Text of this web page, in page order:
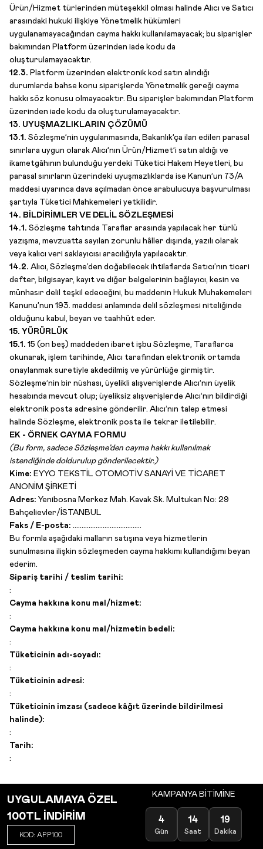
Ürün/Hizmet türlerinden müteşekkil olması halinde Alıcı ve Satıcı
arasındaki hukuki ilişkiye Yönetmelik hükümleri
uygulanamayacağından cayma hakkı kullanılamayacak; bu siparişler
bakımından Platform üzerinden iade kodu da
oluşturulamayacaktır.
12.3. Platform üzerinden elektronik kod satın alındığı
durumlarda bahse konu siparişlerde Yönetmelik gereği cayma
hakkı söz konusu olmayacaktır. Bu siparişler bakımından Platform
üzerinden iade kodu da oluşturulamayacaktır.
13. UYUŞMAZLIKLARIN ÇÖZÜMÜ
13.1. Sözleşme’nin uygulanmasında, Bakanlık’ça ilan edilen parasal
sınırlara uygun olarak Alıcı’nın Ürün/Hizmet’i satın aldığı ve
ikametgâhının bulunduğu yerdeki Tüketici Hakem Heyetleri, bu
parasal sınırların üzerindeki uyuşmazlıklarda ise Kanun’un 73/A
maddesi uyarınca dava açılmadan önce arabulucuya başvurulması
şartıyla Tüketici Mahkemeleri yetkilidir.
14. BİLDİRİMLER VE DELİL SÖZLEŞMESİ
14.1. Sözleşme tahtında Taraflar arasında yapılacak her türlü
yazışma, mevzuatta sayılan zorunlu hâller dışında, yazılı olarak
veya kalıcı veri saklayıcısı aracılığıyla yapılacaktır.
14.2. Alıcı, Sözleşme’den doğabilecek ihtilaflarda Satıcı’nın ticari
defter, bilgisayar, kayıt ve diğer belgelerinin bağlayıcı, kesin ve
münhasır delil teşkil edeceğini, bu maddenin Hukuk Muhakemeleri
Kanunu’nun 193. maddesi anlamında delil sözleşmesi niteliğinde
olduğunu kabul, beyan ve taahhüt eder.
15. YÜRÜRLÜK
15.1. 15 (on beş) maddeden ibaret işbu Sözleşme, Taraflarca
okunarak, işlem tarihinde, Alıcı tarafından elektronik ortamda
onaylanmak suretiyle akdedilmiş ve yürürlüğe girmiştir.
Sözleşme’nin bir nüshası, üyelikli alışverişlerde Alıcı’nın üyelik
hesabında mevcut olup; üyeliksiz alışverişlerde Alıcı’nın bildirdiği
elektronik posta adresine gönderilir. Alıcı’nın talep etmesi
halinde Sözleşme, elektronik posta ile tekrar iletilebilir.
EK - ÖRNEK CAYMA FORMU
(Bu form, sadece Sözleşme’den cayma hakkı kullanılmak
istendiğinde doldurulup gönderilecektir.)
Kime: EYYO TEKSTİL OTOMOTİV SANAYİ VE TİCARET
ANONİM ŞİRKETİ
Adres: Yenibosna Merkez Mah. Kavak Sk. Multukan No: 29
Bahçelievler/İSTANBUL
Faks / E-posta: …………………………………
Bu formla aşağıdaki malların satışına veya hizmetlerin
sunulmasına ilişkin sözleşmeden cayma hakkımı kullandığımı beyan
ederim.
Sipariş tarihi / teslim tarihi:
:
Cayma hakkına konu mal/hizmet:
:
Cayma hakkına konu mal/hizmetin bedeli:
:
Tüketicinin adı-soyadı:
:
Tüketicinin adresi:
:
Tüketicinin imzası (sadece kâğıt üzerinde bildirilmesi
halinde):
:
Tarih:
:
UYGULAMAYA ÖZEL
100TL İNDİRİM
KOD: APP100
KAMPANYA BİTİMİNE
4
Gün
14
Saat
19
Dakika